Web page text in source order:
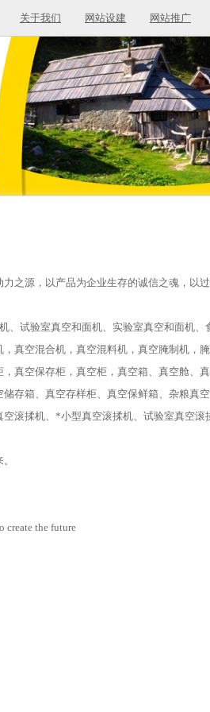
关于我们 网站设建 网站推广
之源，以产品为企业生存的诚信之魂，以
、试验室真空和面机、实验室真空和面机
真空混合机，真空混料机，真空腌制机，
真空保存柜，真空柜，真空箱、真空舱、
存箱、真空存样柜、真空保鲜箱、杂粮真
滚揉机、*小型真空滚揉机、试验室真空
create the future